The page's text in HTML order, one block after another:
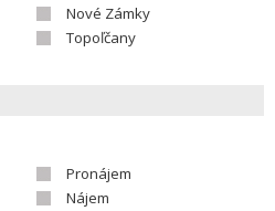
Nové Zámky
Topoľčany
Pronájem
Nájem